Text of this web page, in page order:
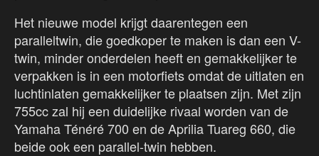
Het nieuwe model krijgt daarentegen een
paralleltwin, die goedkoper te maken is dan een V-
twin, minder onderdelen heeft en gemakkelijker te
verpakken is in een motorfiets omdat de uitlaten en
luchtinlaten gemakkelijker te plaatsen zijn. Met zijn
755cc zal hij een duidelijke rivaal worden van de
Yamaha Ténéré 700 en de Aprilia Tuareg 660, die
beide ook een parallel-twin hebben.